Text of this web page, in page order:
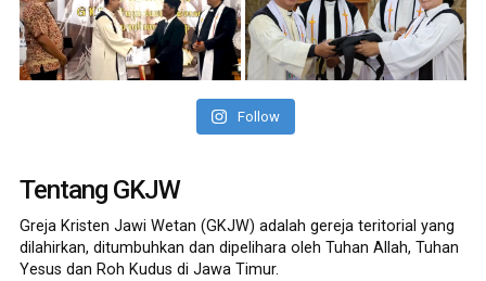
Follow
Tentang GKJW
Greja Kristen Jawi Wetan (GKJW) adalah gereja teritorial yang
dilahirkan, ditumbuhkan dan dipelihara oleh Tuhan Allah, Tuhan
Yesus dan Roh Kudus di Jawa Timur.